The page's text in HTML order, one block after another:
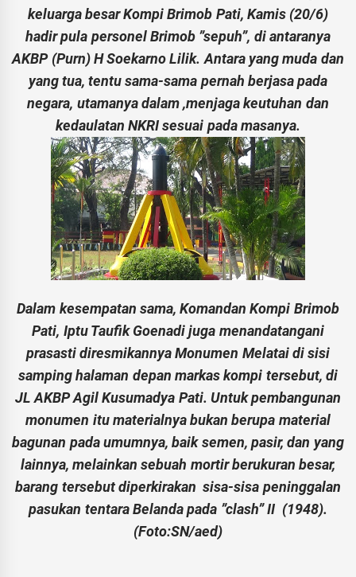
keluarga besar Kompi Brimob Pati, Kamis (20/6)
hadir pula personel Brimob ”sepuh”, di antaranya
AKBP (Purn) H Soekarno Lilik. Antara yang muda dan
yang tua, tentu sama-sama pernah berjasa pada
negara, utamanya dalam ,menjaga keutuhan dan
kedaulatan NKRI sesuai pada masanya.
Dalam kesempatan sama, Komandan Kompi Brimob
Pati, Iptu Taufik Goenadi juga menandatangani
prasasti diresmikannya Monumen Melatai di sisi
samping halaman depan markas kompi tersebut, di
JL AKBP Agil Kusumadya Pati. Untuk pembangunan
monumen itu materialnya bukan berupa material
bagunan pada umumnya, baik semen, pasir, dan yang
lainnya, melainkan sebuah mortir berukuran besar,
barang tersebut diperkirakan sisa-sisa peninggalan
pasukan tentara Belanda pada ”clash” II (1948).
(Foto:SN/aed)